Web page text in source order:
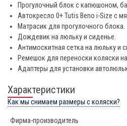
Прогулочный блок с капюшоном,
Автокресло 0+ Tutis Beno i-Size с
Матрасик для прогулочного блока.
Дождевик на люльку и сиденье.
Антимоскитная сетка на люльку и
Ремешок для переноски коляски
Адаптеры для установки
Характеристики
Как мы снимаем размеры с коляски?
Фирма-производитель